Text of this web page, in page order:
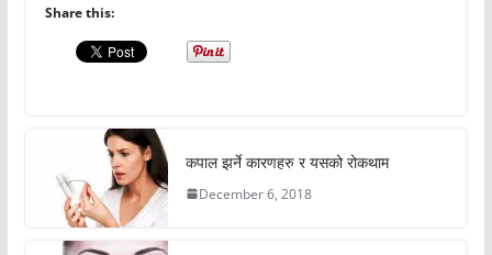
Share this:
कपाल झर्ने कारणहरु र यसको रोकथाम
December 6, 2018